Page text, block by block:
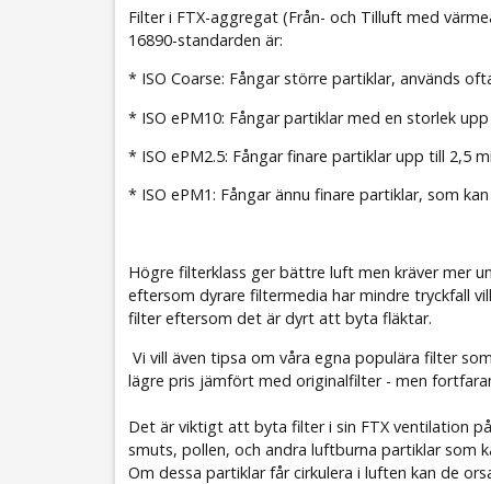
Filter i FTX-aggregat (Från- och Tilluft med
16890-standarden är:
* ISO Coarse: Fångar större partiklar, används
* ISO ePM10: Fångar partiklar med en storlek
* ISO ePM2.5: Fångar finare partiklar upp till 2,5
* ISO ePM1: Fångar ännu finare partiklar, som
Högre filterklass ger bättre luft men kräver mer
eftersom dyrare filtermedia har mindre tryckfall
filter eftersom det är dyrt att byta fläktar.
Vi vill även tipsa om våra egna populära filter
lägre pris jämfört med originalfilter - men
Det är viktigt att byta filter i sin FTX ventilation
smuts, pollen, och andra luftburna partiklar som
Om dessa partiklar får cirkulera i luften kan de